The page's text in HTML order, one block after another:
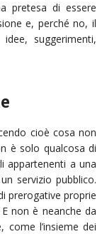
pretesa di essere
e, perché no, il
suggerimenti,
cioè cosa non
è solo qualcosa di
appartenenti a una
servizio pubblico.
prerogative proprie
non è neanche da
l’insieme dei